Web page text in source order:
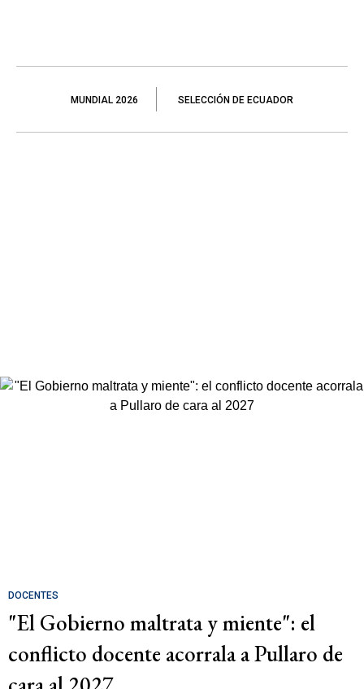
MUNDIAL 2026 SELECCIÓN DE ECUADOR
DOCENTES
"El Gobierno maltrata y miente": el
conflicto docente acorrala a Pullaro de